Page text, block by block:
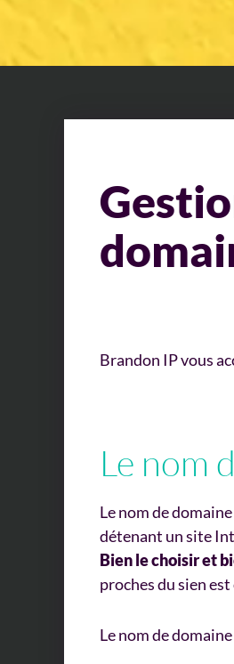
Brandon IP vous
Le nom
Le nom de
détenant un site
Bien le choisir et
proches du sien
Le nom de